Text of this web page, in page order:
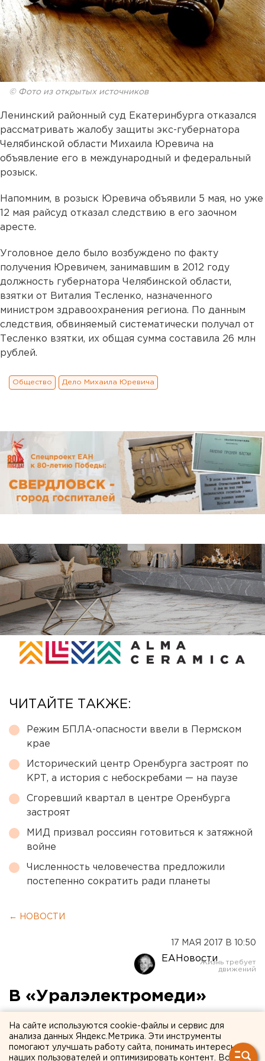
© Фото из открытых источников
Ленинский районный суд Екатеринбурга отказался
рассматривать жалобу защиты экс-губернатора
Челябинской области Михаила Юревича на
объявление его в международный и федеральный
розыск.
Напомним, в розыск Юревича объявили 5 мая, но уже
12 мая райсуд отказал следствию в его заочном
аресте.
Уголовное дело было возбуждено по факту
получения Юревичем, занимавшим в 2012 году
должность губернатора Челябинской области,
взятки от Виталия Тесленко, назначенного
министром здравоохранения региона. По данным
следствия, обвиняемый систематически получал от
Тесленко взятки, их общая сумма составила 26 млн
рублей.
Общество Дело Михаила Юревича
ЧИТАЙТЕ ТАКЖЕ:
Режим БПЛА-опасности ввели в Пермском
крае
Исторический центр Оренбурга застроят по
КРТ, а история с небоскребами — на паузе
Сгоревший квартал в центре Оренбурга
застроят
МИД призвал россиян готовиться к затяжной
войне
Численность человечества предложили
постепенно сократить ради планеты
← НОВОСТИ
17 МАЯ 2017 В 10:50
ЕАНовости
В «Уралэлектромеди»
внедрено
энергоэффективное
оборудование для
На сайте используются cookie-файлы и сервис для
анализа данных Яндекс.Метрика. Эти инструменты
помогают улучшать работу сайта, понимать интересы
наших пользователей и оптимизировать контент. Вся